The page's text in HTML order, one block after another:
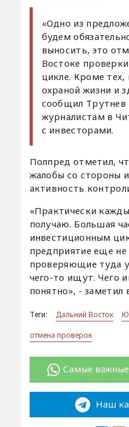
«Одно из
будем
выносить, это
Востоке
цикле. Кроме тех,
охраной жизни и
сообщил Трутнев
журналистам в
с инвесторами.
Полпред отметил,
жалобы со стороны
активность
«Практически
получаю. Большая
инвестиционным
предприятие еще не
проверяющие туда
чего-то ищут. Чего
понятно», - заметил
Теги: Дальний Восток
отмена проверок
Самые
Наш